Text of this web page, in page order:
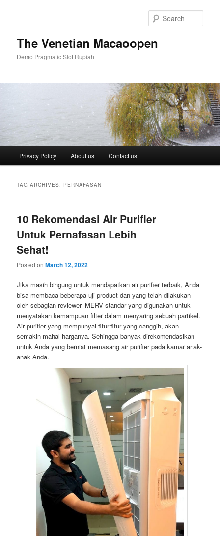
The Venetian Macaoopen
Demo Pragmatic Slot Rupiah
Privacy Policy About us Contact us
TAG ARCHIVES: PERNAFASAN
10 Rekomendasi Air Purifier
Untuk Pernafasan Lebih
Sehat!
Posted onMarch 12, 2022
Jika masih bingung untuk mendapatkan air purifier terbaik, Anda
bisa membaca beberapa uji product dan yang telah dilakukan
oleh sebagian reviewer. MERV standar yang digunakan untuk
menyatakan kemampuan filter dalam menyaring sebuah partikel.
Air purifier yang mempunyai fitur-fitur yang canggih, akan
semakin mahal harganya. Sehingga banyak direkomendasikan
untuk Anda yang berniat memasang air purifier pada kamar anak-
anak Anda.